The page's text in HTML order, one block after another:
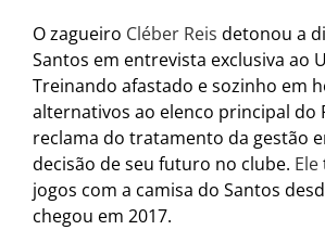
O zagueiro Cléber Reis detonou a
Santos em entrevista exclusiva ao
Treinando afastado e sozinho em
alternativos ao elenco principal do
reclama do tratamento da gestão
decisão de seu futuro no clube. Ele
jogos com a camisa do Santos
chegou em 2017.